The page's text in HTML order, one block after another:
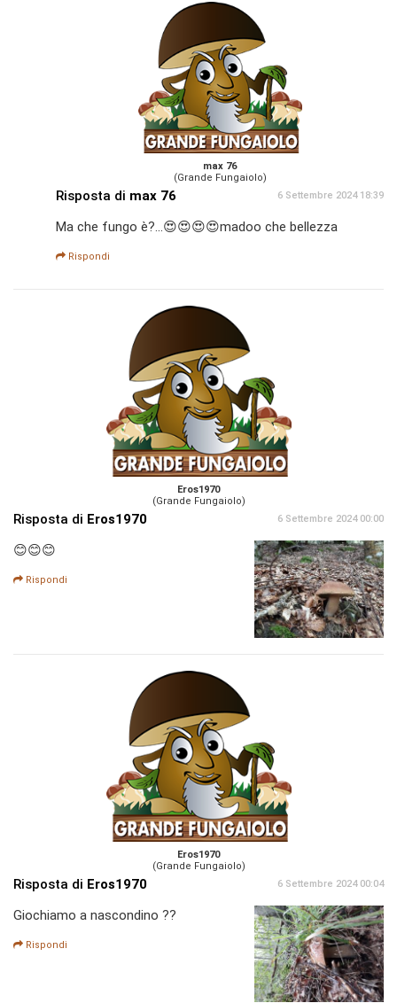
max 76
(Grande Fungaiolo)
Risposta di max 76 6 Settembre 2024 18:39
Ma che fungo è?...😍😍😍😍madoo che bellezza
Rispondi
Eros1970
(Grande Fungaiolo)
Risposta di Eros1970 6 Settembre 2024 00:00
😊😊😊
Rispondi
Eros1970
(Grande Fungaiolo)
Risposta di Eros1970 6 Settembre 2024 00:04
Giochiamo a nascondino ??
Rispondi